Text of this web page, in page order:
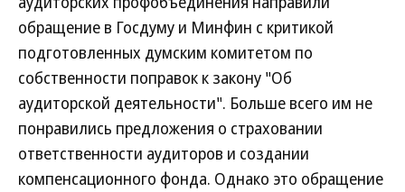
обращение в Госдуму и Минфин с критикой
подготовленных думским комитетом по
собственности поправок к закону "Об
аудиторской деятельности". Больше всего им не
понравились предложения о страховании
ответственности аудиторов и создании
компенсационного фонда. Однако это обращение